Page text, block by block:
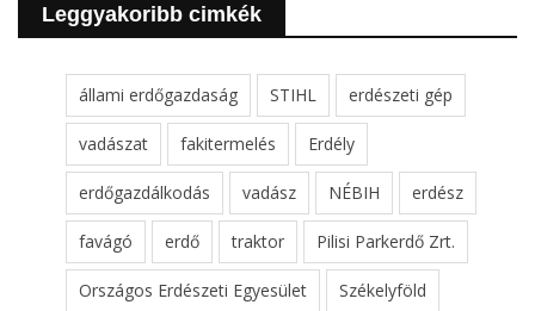
Leggyakoribb cimkék
állami erdőgazdaság STIHL erdészeti gép
vadászat fakitermelés Erdély
erdőgazdálkodás vadász NÉBIH erdész
favágó erdő traktor Pilisi Parkerdő Zrt.
Országos Erdészeti Egyesület Székelyföld